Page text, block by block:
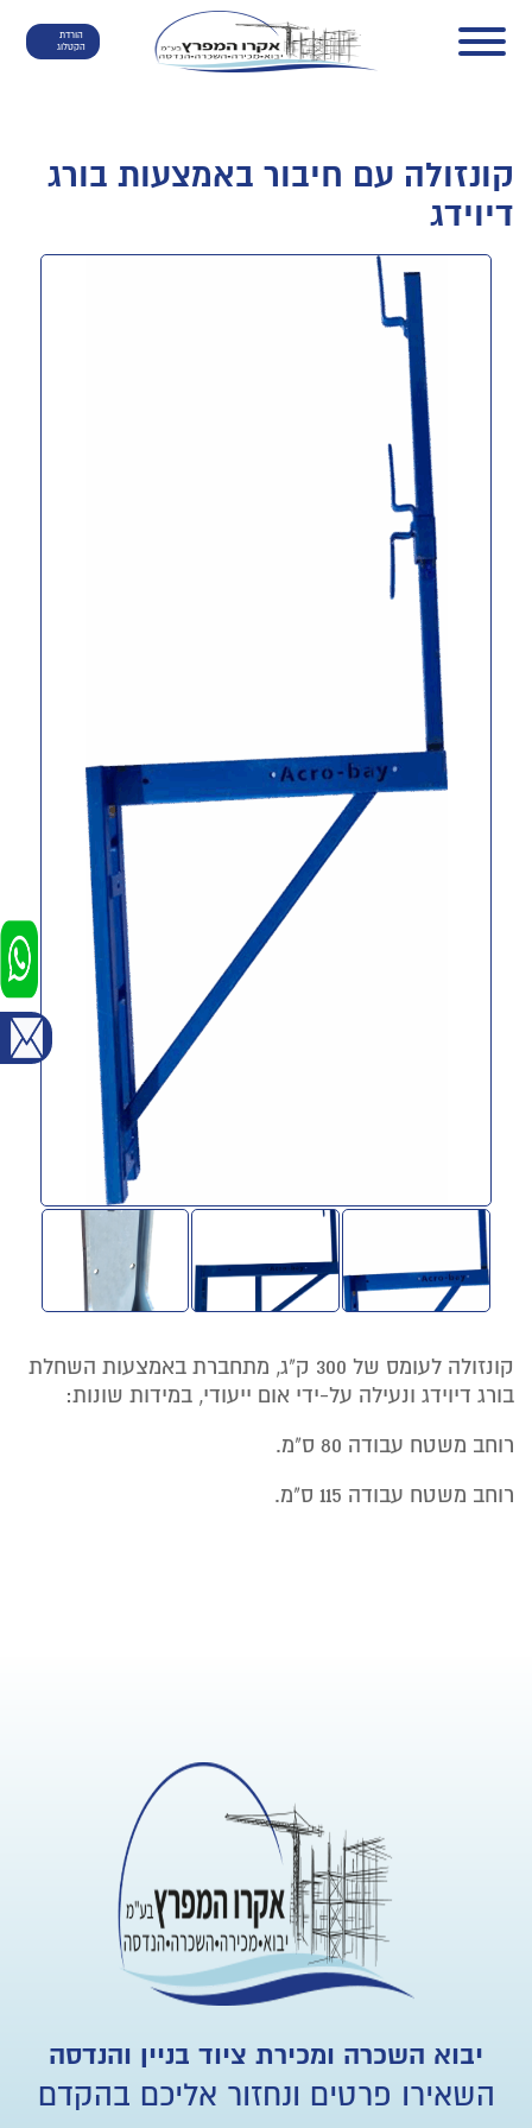
הורדת
הקטלוג
קונזולה עם חיבור באמצעות בורג
דיוידג
קונזולה לעומס של 300 ק"ג, מתחברת באמצעות השחלת
בורג דיוידג ונעילה על-ידי אום ייעודי, במידות שונות:
רוחב משטח עבודה 80 ס"מ.
רוחב משטח עבודה 115 ס"מ.
יבוא השכרה ומכירת ציוד בניין והנדסה
השאירו פרטים ונחזור אליכם בהקדם